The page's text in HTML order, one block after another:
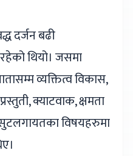
दर्जन बढी
थियो। जसमा
व्यक्तित्व विकास,
क्याटवाक, क्षमता
विषयहरुमा